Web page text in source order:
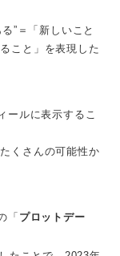
”＝「新しいこと
こと」を表現した
ールに表示するこ
くさんの可能性か
「 プロットデー